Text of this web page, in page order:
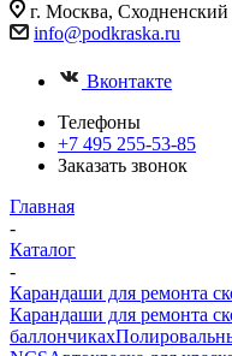
г. Москва, Сходненский
info@podkraska.ru
Вконтакте
Телефоны
+7 495 255-53-85
Заказать звонок
Главная
-
Каталог
-
Карандаши для ремонта
Карандаши для ремонта
баллончиках